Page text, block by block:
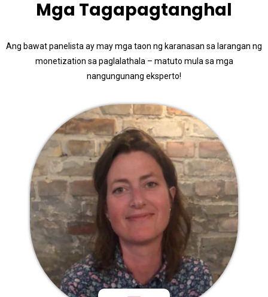
Mga Tagapagtanghal
Ang bawat panelista ay may mga taon ng karanasan sa larangan ng
monetization sa paglalathala – matuto mula sa mga
nangungunang eksperto!